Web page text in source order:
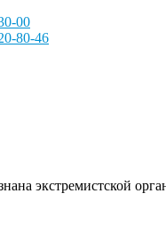
00
80-46
экстремистской